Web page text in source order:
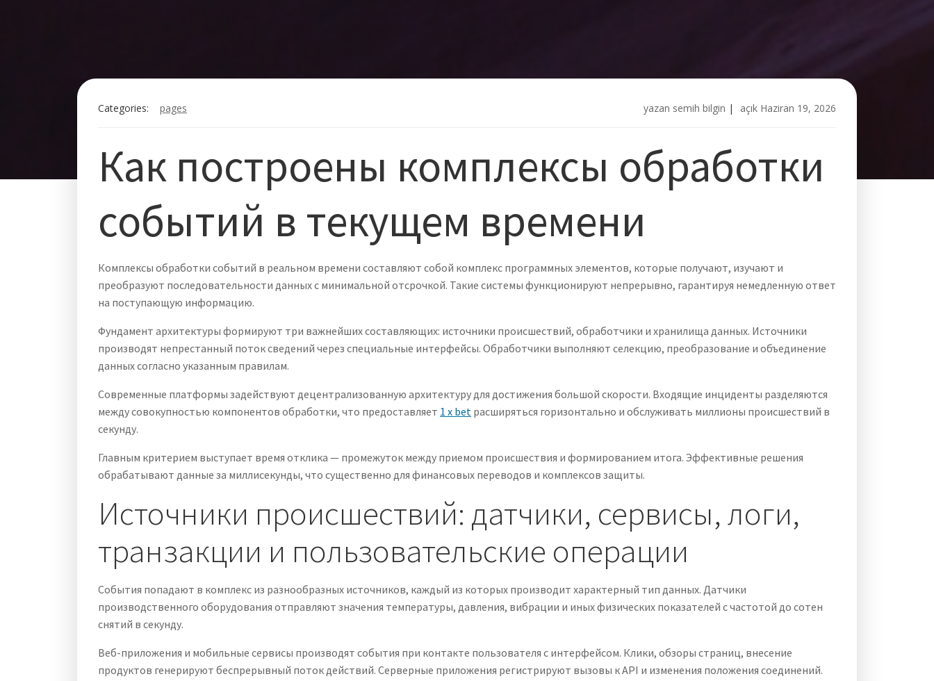
Categories: pages yazan semih bilgin | açık Haziran 19, 2026
Как построены комплексы обработки
событий в текущем времени
Комплексы обработки событий в реальном времени составляют собой комплекс программных элементов, которые получают, изучают и
преобразуют последовательности данных с минимальной отсрочкой. Такие системы функционируют непрерывно, гарантируя немедленную ответ
на поступающую информацию.
Фундамент архитектуры формируют три важнейших составляющих: источники происшествий, обработчики и хранилища данных. Источники
производят непрестанный поток сведений через специальные интерфейсы. Обработчики выполняют селекцию, преобразование и объединение
данных согласно указанным правилам.
Современные платформы задействуют децентрализованную архитектуру для достижения большой скорости. Входящие инциденты разделяются
между совокупностью компонентов обработки, что предоставляет 1 x bet расширяться горизонтально и обслуживать миллионы происшествий в
секунду.
Главным критерием выступает время отклика — промежуток между приемом происшествия и формированием итога. Эффективные решения
обрабатывают данные за миллисекунды, что существенно для финансовых переводов и комплексов защиты.
Источники происшествий: датчики, сервисы, логи,
транзакции и пользовательские операции
События попадают в комплекс из разнообразных источников, каждый из которых производит характерный тип данных. Датчики
производственного оборудования отправляют значения температуры, давления, вибрации и иных физических показателей с частотой до сотен
снятий в секунду.
Веб-приложения и мобильные сервисы производят события при контакте пользователя с интерфейсом. Клики, обзоры страниц, внесение
продуктов генерируют беспрерывный поток действий. Серверные приложения регистрируют вызовы к API и изменения положения соединений.